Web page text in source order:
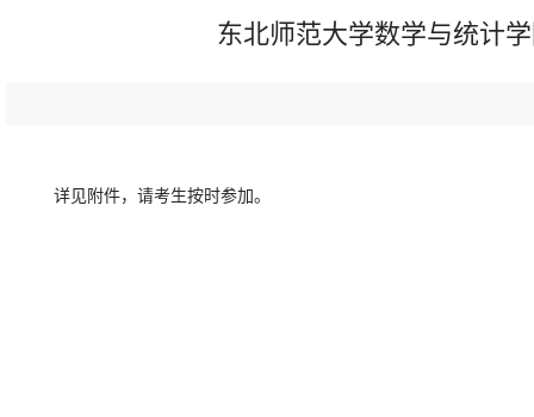
东北师范大学数学与统计
详见附件，请考生按时参加。